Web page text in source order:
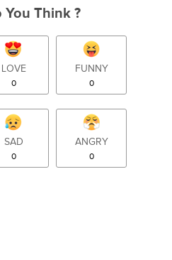
You Think ?
LOVE
0
FUNNY
0
SAD
0
ANGRY
0